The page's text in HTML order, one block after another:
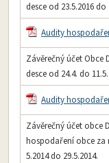
desce od 23.5.2016 do
Audity
Závěrečný účet Obce
desce od 24.4. do
Audity
Závěrečný účet obce
hospodaření obce za
5.2014 do 29.5.2014.